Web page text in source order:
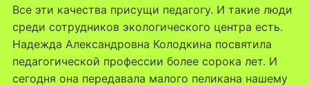
Все эти качества присущи педагогу. И такие люди
среди сотрудников экологического центра есть.
Надежда Александровна Колодкина посвятила
педагогической профессии более сорока лет. И
сегодня она передавала малого пеликана нашему